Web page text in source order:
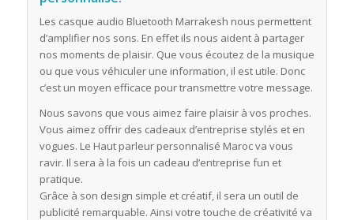
Les casque audio Bluetooth Marrakesh nous permettent
d’amplifier nos sons. En effet ils nous aident à partager
nos moments de plaisir. Que vous écoutez de la musique
ou que vous véhiculer une information, il est utile. Donc
c’est un moyen efficace pour transmettre votre message.
Nous savons que vous aimez faire plaisir à vos proches.
Vous aimez offrir des cadeaux d’entreprise stylés et en
vogues. Le Haut parleur personnalisé Maroc va vous
ravir. Il sera à la fois un cadeau d’entreprise fun et
pratique.
Grâce à son design simple et créatif, il sera un outil de
publicité remarquable. Ainsi votre touche de créativité va